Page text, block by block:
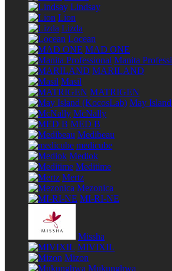
Lindsay
Lion
Lizda
Locean
MAD ONE
Manita
MARILAND
Masil
MATRIGEN
May
McNally
MED B
Medibeau
medicube
Mediok
Meditime
Mertz
Mezonica
MI-RI-NE
Missha
MIVIXIL
Mizon
Mukunghwa